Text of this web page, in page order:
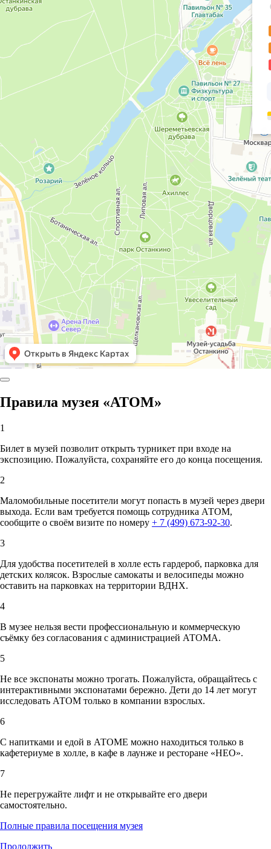
Правила музея «АТОМ»
1
Билет в музей позволит открыть турникет при входе на
экспозицию. Пожалуйста, сохраняйте его до конца посещения.
2
Маломобильные посетители могут попасть в музей через двери
выхода. Если вам требуется помощь сотрудника АТОМ,
сообщите о своём визите по номеру + 7 (499) 673-92-30.
3
Для удобства посетителей в холле есть гардероб, парковка для
детских колясок. Взрослые самокаты и велосипеды можно
оставить на парковках на территории ВДНХ.
4
В музее нельзя вести профессиональную и коммерческую
съёмку без согласования с администрацией АТОМА.
5
Не все экспонаты можно трогать. Пожалуйста, обращайтесь с
интерактивными экспонатами бережно. Дети до 14 лет могут
исследовать АТОМ только в компании взрослых.
6
С напитками и едой в АТОМЕ можно находиться только в
кафетериуме в холле, в кафе в лаунже и ресторане «НЕО».
7
Не перегружайте лифт и не открывайте его двери
самостоятельно.
Полные правила посещения музея
Продолжить